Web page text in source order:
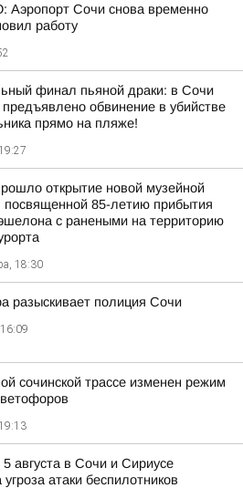
Сочи снова временно
работу
финал пьяной драки: в Сочи
обвинение в убийстве
прямо на пляже!
открытие новой музейной
посвященной 85-летию прибытия
с ранеными на территорию
18:30
разыскивает полиция Сочи
сочинской трассе изменен режим
августа в Сочи и Сириусе
угроза атаки беспилотников